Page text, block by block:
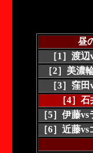
昼
［1］渡
［2］美濃
［3］窪
［4］
［5］伊藤
［6］近藤